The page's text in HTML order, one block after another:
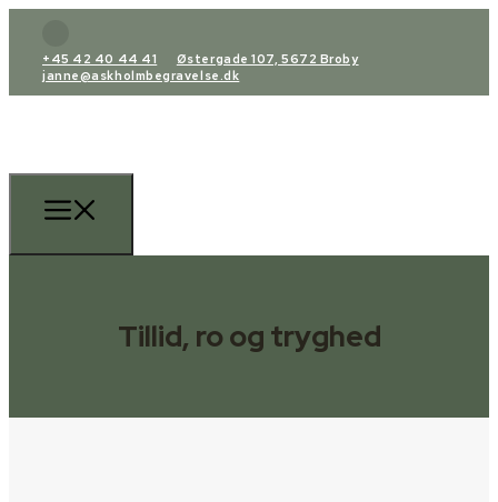
+45 42 40 44 41
Østergade 107, 5672 Broby
janne@askholmbegravelse.dk
Tillid, ro og tryghed